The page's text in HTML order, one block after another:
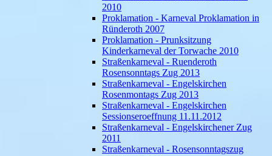
2010
Proklamation - Karneval Proklamation in
Ründeroth 2007
Proklamation - Prunksitzung
Kinderkarneval der Torwache 2010
Straßenkarneval - Ruenderoth
Rosensonntags Zug 2013
Straßenkarneval - Engelskirchen
Rosenmontags Zug 2013
Straßenkarneval - Engelskirchen
Sessionseroeffnung 11.11.2012
Straßenkarneval - Engelskirchener Zug
2011
Straßenkarneval - Rosensonntagszug